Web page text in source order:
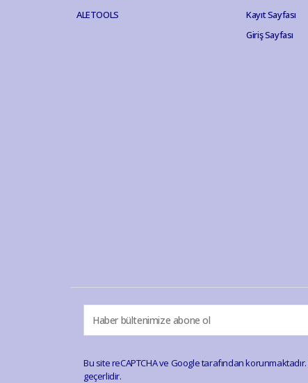
ALETOOLS
Kayıt Sayfası
Giriş Sayfası
Bu site reCAPTCHA ve Google tarafından korunmaktadır.
geçerlidir.